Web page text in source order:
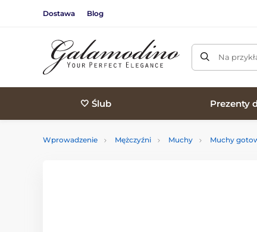
Dostawa Blog
Na
🤍 Ślub Prezenty
Wprowadzenie Mężczyźni Muchy Muchy